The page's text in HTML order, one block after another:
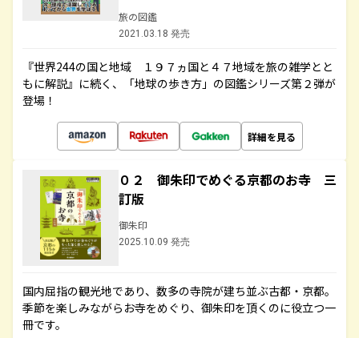
旅の図鑑
2021.03.18 発売
『世界244の国と地域 １９７ヵ国と４７地域を旅の雑学とと
もに解説』に続く、「地球の歩き方」の図鑑シリーズ第２弾が
登場！
詳細を見る
０２ 御朱印でめぐる京都のお寺 三
訂版
御朱印
2025.10.09 発売
国内屈指の観光地であり、数多の寺院が建ち並ぶ古都・京都。
季節を楽しみながらお寺をめぐり、御朱印を頂くのに役立つ一
冊です。